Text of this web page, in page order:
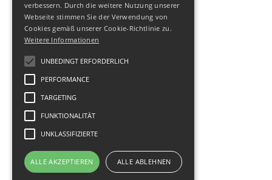
verbessern. Durch die weitere Nutzung unserer
Webseite stimmen Sie der Verwendung von
Cookies gemäß unserer Cookie-Richtlinie zu.
Weitere Informationen
UNBEDINGT ERFORDERLICH
PERFORMANCE
TARGETING
FUNKTIONALITÄT
UNKLASSIFIZIERTE
ALLE AKZEPTIEREN ALLE ABLEHNEN